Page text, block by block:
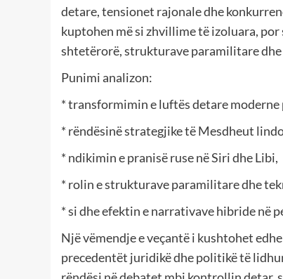
detare, tensionet rajonale dhe
kuptohen më si zhvillime të izoluara,
shtetërorë, strukturave paramilitare
Punimi analizon:
* transformimin e luftës detare moderne
* rëndësinë strategjike të Mesdheut
* ndikimin e pranisë ruse në Siri dhe Libi,
* rolin e strukturave paramilitare dhe
* si dhe efektin e narrativave hibride në
Një vëmendje e veçantë i kushtohet
precedentët juridikë dhe politikë të